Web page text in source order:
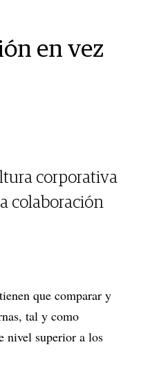
en vez
corporativa
colaboración
que comparar y
tal y como
nivel superior a los